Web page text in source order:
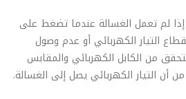
لم تعمل الغسالة عندما تضغط على
التيار الكهربائي أو عدم وصول
من الكابل الكهربائي والمقابس
أن التيار الكهربائي يصل إلى الغسالة.